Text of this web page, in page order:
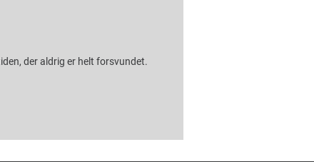
der aldrig er helt forsvundet.